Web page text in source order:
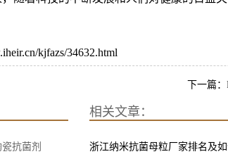
kjfazs/34632.html
下一篇：
抗菌剂
相关文章：
浙江纳米抗菌母粒厂家排名及